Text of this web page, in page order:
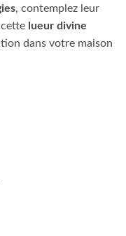
, contemplez leur
lueur divine
dans votre maison